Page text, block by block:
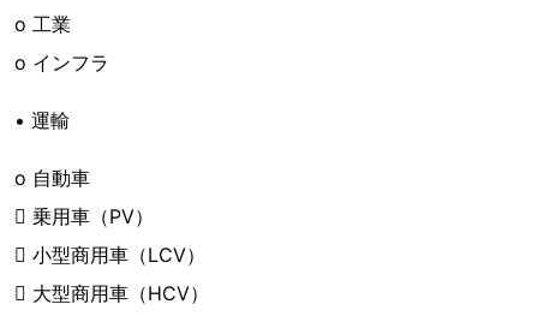
o 工業
o インフラ
• 運輸
o 自動車
 乗用車（PV）
 小型商用車（LCV）
 大型商用車（HCV）